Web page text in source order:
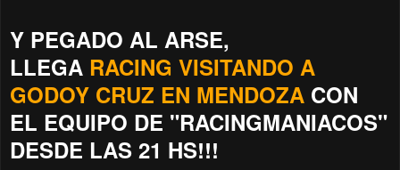
Y PEGADO AL ARSE,
LLEGA RACING VISITANDO A
GODOY CRUZ EN MENDOZA CON
EL EQUIPO DE "RACINGMANIACOS"
DESDE LAS 21 HS!!!